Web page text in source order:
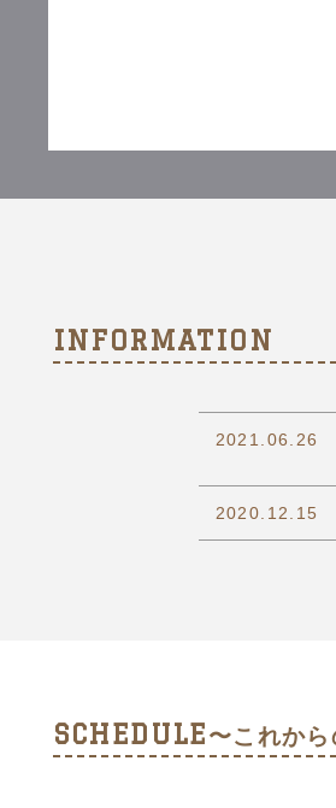
INFORMATION
2021.06.26
2020.12.15
SCHEDULE〜これか